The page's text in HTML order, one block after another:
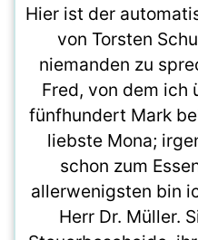
Hier ist der
von Torsten
niemanden zu
Fred, von dem ich
fünfhundert Mark
liebste Mona;
schon zum
allerwenigsten bin
Herr Dr. Müller.